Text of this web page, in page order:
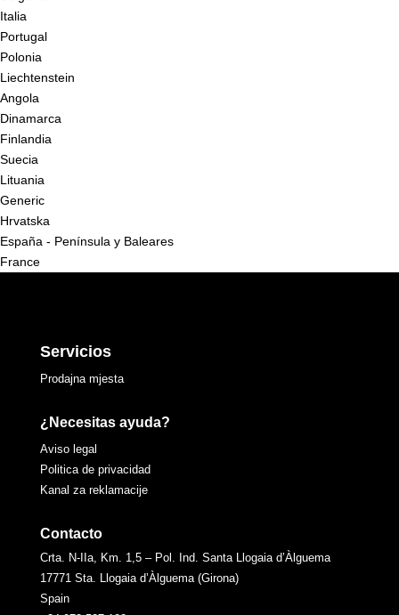
Italia
Portugal
Polonia
Liechtenstein
Angola
Dinamarca
Finlandia
Suecia
Lituania
Generic
Hrvatska
España - Península y Baleares
France
Servicios
Prodajna mjesta
¿Necesitas ayuda?
Aviso legal
Politica de privacidad
Kanal za reklamacije
Contacto
Crta. N-IIa, Km. 1,5 – Pol. Ind. Santa Llogaia d’Àlguema
17771 Sta. Llogaia d’Àlguema (Girona)
Spain